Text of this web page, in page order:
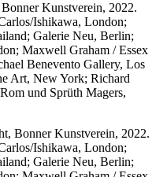
Kunstverein, 2022.
Ishikawa, London;
Galerie Neu, Berlin;
Maxwell Graham / Essex
Benevento Gallery, Los
Art, New York; Richard
und Sprüth Magers,